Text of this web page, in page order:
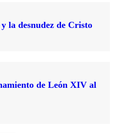
la desnudez de Cristo
de León XIV al